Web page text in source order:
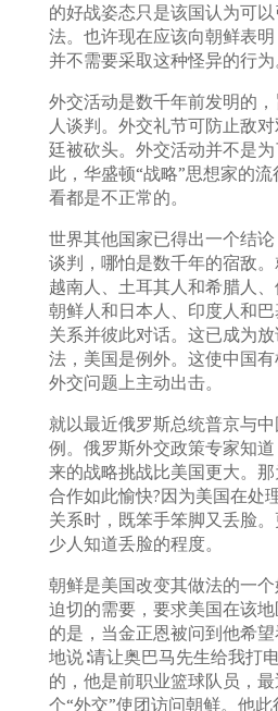
的好战姿态只是该国认为可
法。也许现在应该向朝鲜表明
并不需要采取这种怪异的行为
外交活动是数千年前发明的
人谈判。外交礼节可防止敌
廷被砍头。外交活动并不是
此，华盛顿“战略”思想家的
看都是不正常的。
世界其他国家已得出一个结
谈判，哪怕是数千年的宿敌
越南人、土耳其人和希腊人、
朝鲜人和日本人、印度人和
关系并彼此对话。这已成为
法，美国是例外。这使中国
外交问题上主动出击。
就以最近俄罗斯总统普京与
例。俄罗斯外交政策专家知
来的战略挑战比美国更大。
合作如此愉快?因为美国在处
关系时，既笨手笨脚又丢脸
少人知道丢脸的程度。
朝鲜是美国改变其做法的一
迫切的需要，要求美国在该
的是，当金正恩被问到他希
地说∶请让奥巴马先生给我打
的，他是前职业篮球队员，
个“外交”使团访问朝鲜。他